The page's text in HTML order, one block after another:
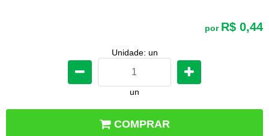
por R$ 0,44
Unidade: un
un
COMPRAR